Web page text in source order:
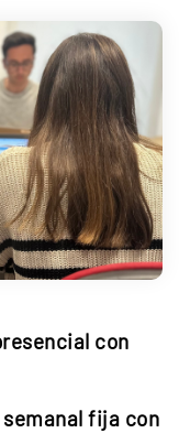
con
semanal fija con